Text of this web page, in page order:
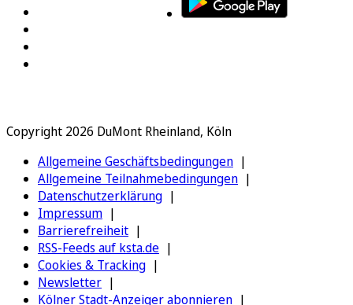
Copyright 2026 DuMont Rheinland, Köln
Allgemeine Geschäftsbedingungen
Allgemeine Teilnahmebedingungen
Datenschutzerklärung
Impressum
Barrierefreiheit
RSS-Feeds auf ksta.de
Cookies & Tracking
Newsletter
Kölner Stadt-Anzeiger abonnieren